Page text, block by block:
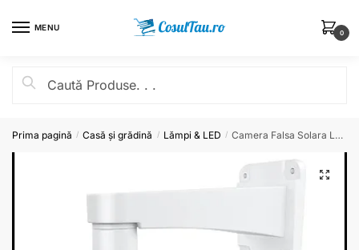
MENU
0
Prima pagină / Casă și grădină / Lămpi & LED / Camera Falsa Solara LED SMD